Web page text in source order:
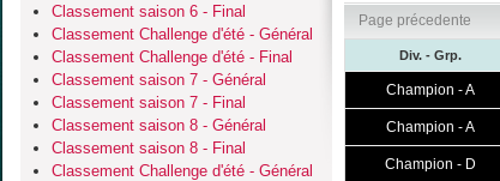
Classement saison 6 - Final
Classement Challenge d'été - Général
Classement Challenge d'été - Final
Classement saison 7 - Général
Classement saison 7 - Final
Classement saison 8 - Général
Classement saison 8 - Final
Classement Challenge d'été - Général
Page précedente
Div. - Grp.
Champion - A
Champion - A
Champion - D